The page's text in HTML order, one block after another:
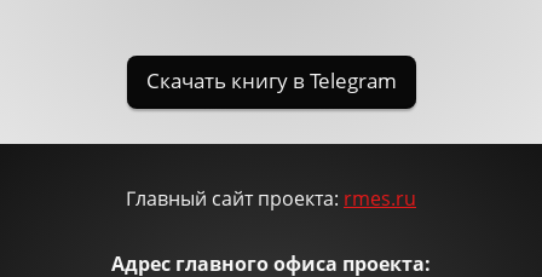
Главный сайт проекта: rmes.ru
Адрес главного офиса проекта: